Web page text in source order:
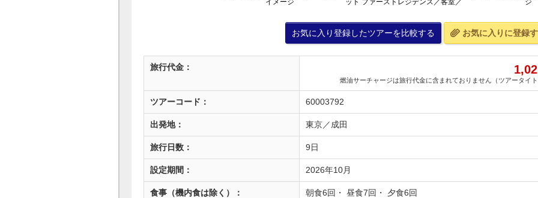
イメージ
ット ファーストレジデンス／客室／
ジ
お気に入り登録したツアーを比較する お気に入りに登録
旅行代金：
燃油サーチャージは旅行代金に含まれておりません（ツアータイ
ツアーコード： 60003792
出発地： 東京／成田
旅行日数： 9日
設定期間： 2026年10月
食事（機内食は除く）： 朝食6回・ 昼食7回・ 夕食6回